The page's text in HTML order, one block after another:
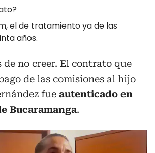
el de tratamiento ya de las
años.
de no creer. El contrato que
de las comisiones al hijo
fue autenticado en
Bucaramanga.